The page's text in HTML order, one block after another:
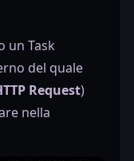
un Task
del quale
Request)
nella